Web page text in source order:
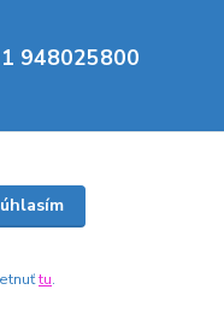
948025800
tu.